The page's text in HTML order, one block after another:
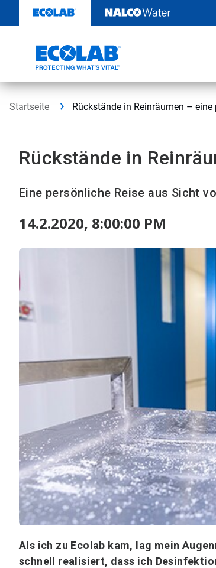
Inhalt
Startseite Rückstände in Reinräumen – eine
Rückstände in
Eine persönliche Reise aus Sicht
14.2.2020, 8:00:00 PM
Als ich zu Ecolab kam, lag mein
schnell realisiert, dass ich